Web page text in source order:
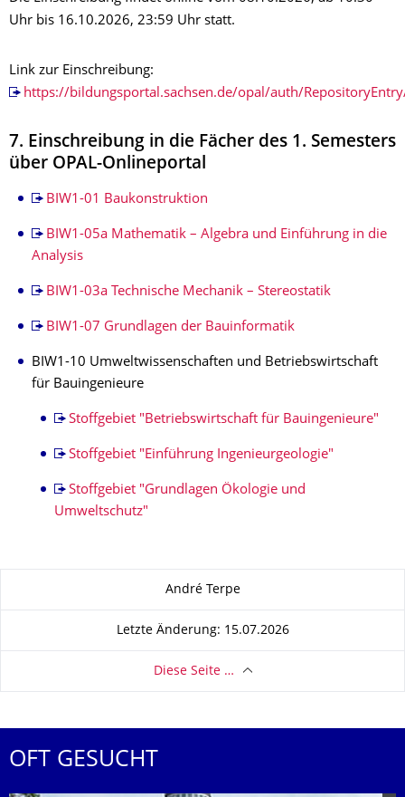
Uhr bis 16.10.2026, 23:59 Uhr statt.
Link zur Einschreibung:
https://bildungsportal.sachsen.de/opal/auth/
7. Einschreibung in die Fächer des 1. Semesters
über OPAL-Onlineportal
BIW1-01 Baukonstruktion
BIW1-05a Mathematik – Algebra und Einführung in die
Analysis
BIW1-03a Technische Mechanik – Stereostatik
BIW1-07 Grundlagen der Bauinformatik
BIW1-10 Umweltwissenschaften und Betriebswirtschaft
für Bauingenieure
Stoffgebiet "Betriebswirtschaft für Bauingenieure"
Stoffgebiet "Einführung Ingenieurgeologie"
Stoffgebiet "Grundlagen Ökologie und
Umweltschutz"
André Terpe
Letzte Änderung: 15.07.2026
Diese Seite …
OFT GESUCHT